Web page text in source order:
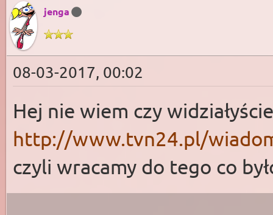
jenga
08-03-2017, 00:02
Hej nie wiem czy
http://www.tvn24.pl/
czyli wracamy do tego co